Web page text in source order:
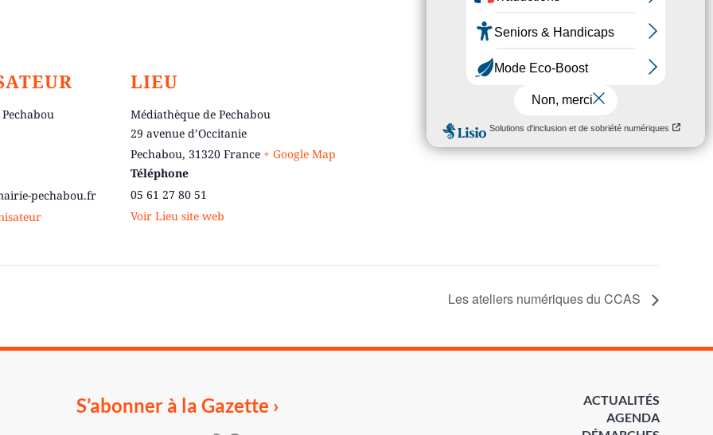
pechabou.fr
LIEU
Médiathèque de Pechabou
29 avenue d’Occitanie
Pechabou, 31320 France + Google Map
Téléphone
05 61 27 80 51
Voir Lieu site web
Les ateliers numériques du CCAS
S’abonner à la Gazette ›
ACTUALITÉS
AGENDA